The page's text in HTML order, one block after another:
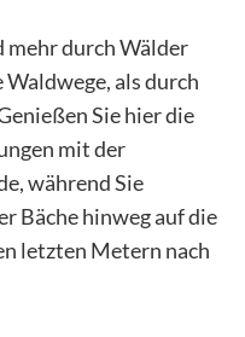
durch Wälder
als durch
Sie hier die
mit der
während Sie
Bäche hinweg auf die
letzten Metern nach